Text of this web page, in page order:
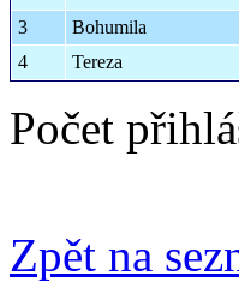
3
Bohumila
4
Tereza
Počet
Zpět na